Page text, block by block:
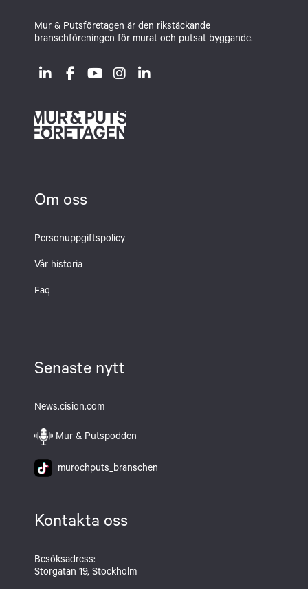
Mur & Putsföretagen är den rikstäckande
branschföreningen för murat och putsat byggande.
Om oss
Personuppgiftspolicy
Vår historia
Faq
Senaste nytt
News.cision.com
Mur & Putspodden
murochputs_branschen
Kontakta oss
Besöksadress:
Storgatan 19, Stockholm